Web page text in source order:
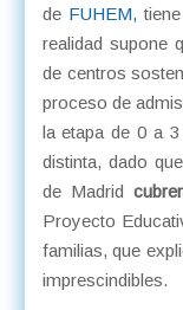
de FUHEM,
realidad supone
de centros
proceso de
la etapa de 0 a
distinta, dado
de Madrid
Proyecto
familias, que
imprescindibles.